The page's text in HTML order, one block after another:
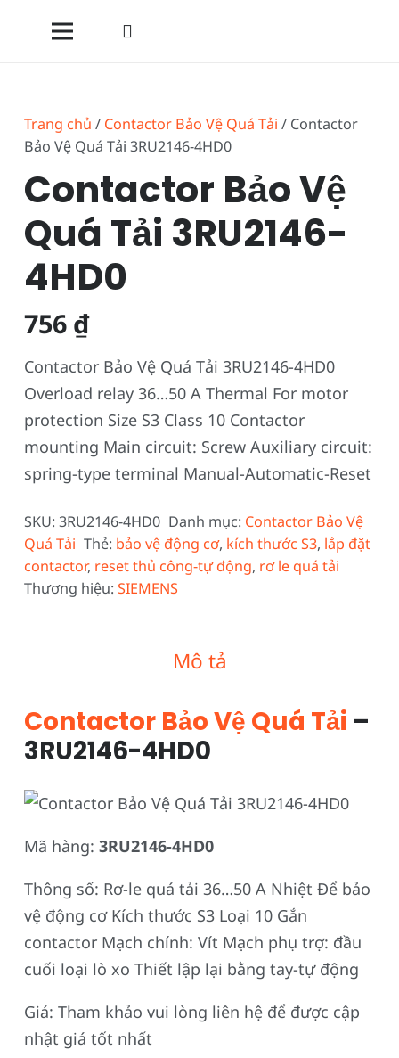
Trang chủ / Contactor Bảo Vệ Quá Tải / Contactor
Bảo Vệ Quá Tải 3RU2146-4HD0
Contactor Bảo Vệ
Quá Tải 3RU2146-
4HD0
756 ₫
Contactor Bảo Vệ Quá Tải 3RU2146-4HD0
Overload relay 36…50 A Thermal For motor
protection Size S3 Class 10 Contactor
mounting Main circuit: Screw Auxiliary circuit:
spring-type terminal Manual-Automatic-Reset
SKU: 3RU2146-4HD0 Danh mục: Contactor Bảo Vệ
Quá Tải Thẻ: bảo vệ động cơ, kích thước S3, lắp đặt
contactor, reset thủ công-tự động, rơ le quá tải
Thương hiệu: SIEMENS
Mô tả
Contactor Bảo Vệ Quá Tải –
3RU2146-4HD0
Mã hàng: 3RU2146-4HD0
Thông số: Rơ-le quá tải 36…50 A Nhiệt Để bảo
vệ động cơ Kích thước S3 Loại 10 Gắn
contactor Mạch chính: Vít Mạch phụ trợ: đầu
cuối loại lò xo Thiết lập lại bằng tay-tự động
Giá: Tham khảo vui lòng liên hệ để được cập
nhật giá tốt nhất